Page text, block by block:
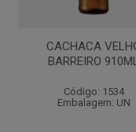
CACHACA
BARREIRO
Código: 1534
Embalagem: UN